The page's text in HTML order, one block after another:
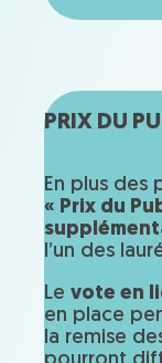
PRIX DU
En plus des
« Prix du
l’un des
Le vote en
en place
la remise